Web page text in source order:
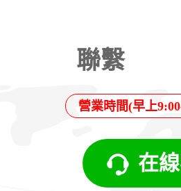
聯繫
營業時間(早上
在